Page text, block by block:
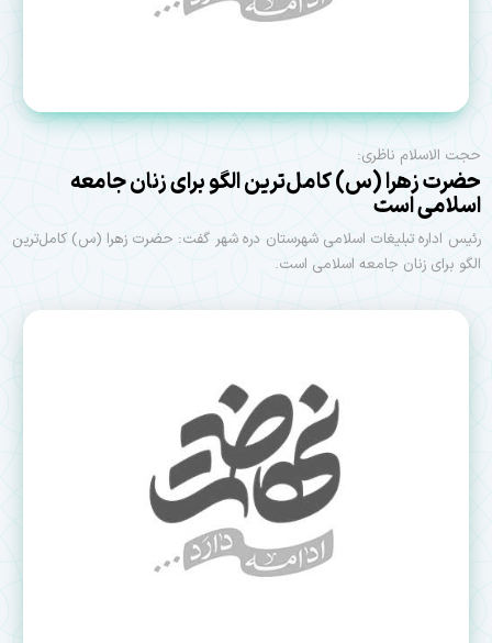
حجت الاسلام ناظری:
حضرت زهرا (س) کامل‌ترین الگو برای زنان جامعه
اسلامی است
رئیس اداره تبلیغات اسلامی شهرستان دره شهر گفت: حضرت زهرا (س) کامل‌ترین
الگو برای زنان جامعه اسلامی است.